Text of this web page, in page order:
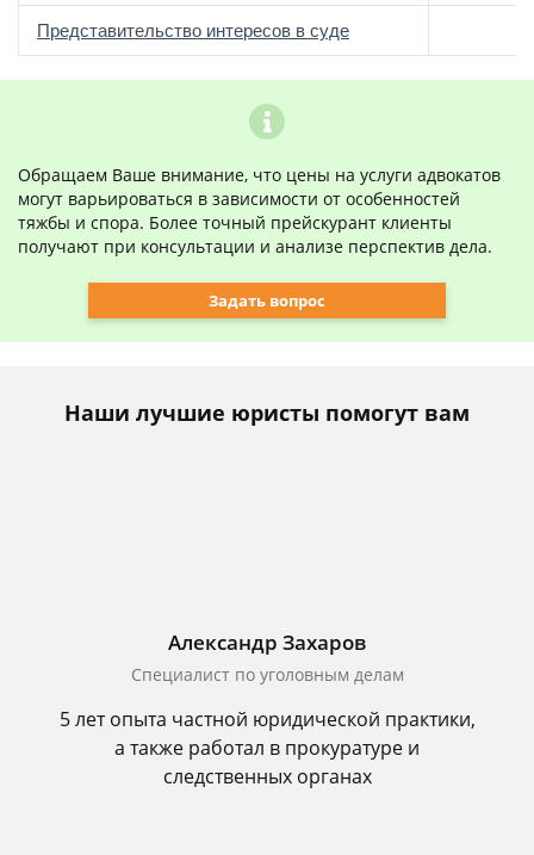
Представительство интересов в суде
Обращаем Ваше внимание, что цены на услуги адвокатов
могут варьироваться в зависимости от особенностей
тяжбы и спора. Более точный прейскурант клиенты
получают при консультации и анализе перспектив дела.
Задать вопрос
Наши лучшие юристы помогут вам
Александр Захаров
Специалист по уголовным делам
5 лет опыта частной юридической практики,
а также работал в прокуратуре и
следственных органах